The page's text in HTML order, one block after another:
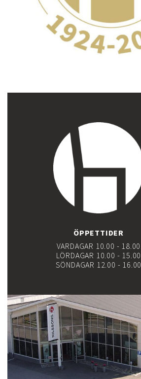
ÖPPETTIDER
VARDAGAR 10.00 - 18.00
LÖRDAGAR 10.00 - 15.00
SÖNDAGAR 12.00 - 16.00